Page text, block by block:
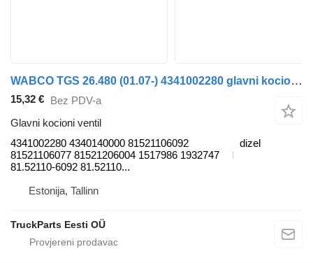
WABCO TGS 26.480 (01.07-) 4341002280 glavni kocioni ventil za MAN TGL, TGM, TGS, TGX (2005-2021) tegljača
15,32 € Bez PDV-a
Glavni kocioni ventil
4341002280 4340140000 81521106092
81521106077 81521206004 1517986 1932747
81.52110-6092 81.52110...
dizel
Estonija, Tallinn
TruckParts Eesti OÜ